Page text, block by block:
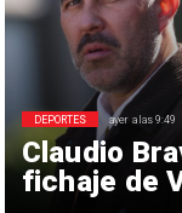
Claudio
fichaje de
DEPORTES ayer a las 9:49